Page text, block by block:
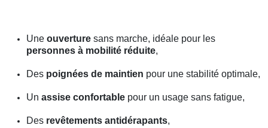
Une ouverture sans marche, idéale pour les
personnes à mobilité réduite,
Des poignées de maintien pour une stabilité optimale,
Un assise confortable pour un usage sans fatigue,
Des revêtements antidérapants,